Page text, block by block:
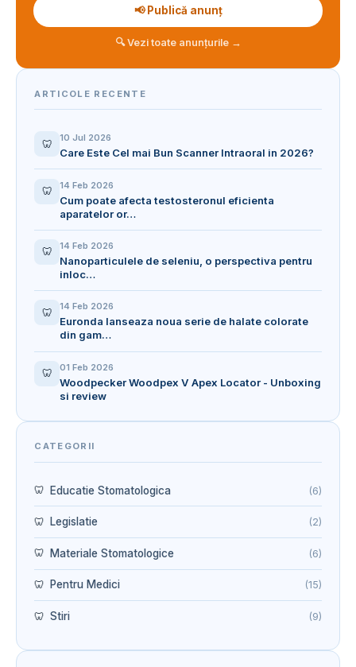
📢 Publică anunț
🔍 Vezi toate anunțurile →
ARTICOLE RECENTE
🦷 10 Jul 2026
Care Este Cel mai Bun Scanner Intraoral in 2026?
🦷 14 Feb 2026
Cum poate afecta testosteronul eficienta
aparatelor or…
🦷 14 Feb 2026
Nanoparticulele de seleniu, o perspectiva pentru
inloc…
🦷 14 Feb 2026
Euronda lanseaza noua serie de halate colorate
din gam…
🦷 01 Feb 2026
Woodpecker Woodpex V Apex Locator - Unboxing
si review
CATEGORII
Educatie Stomatologica (6)
Legislatie (2)
Materiale Stomatologice (6)
Pentru Medici (15)
Stiri (9)